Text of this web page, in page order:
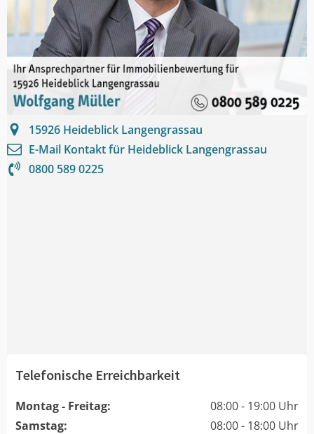
15926 Heideblick Langengrassau
E-Mail Kontakt für Heideblick Langengrassau
0800 589 0225
Telefonische Erreichbarkeit
Montag - Freitag:
08:00 - 19:00 Uhr
Samstag:
08:00 - 18:00 Uhr